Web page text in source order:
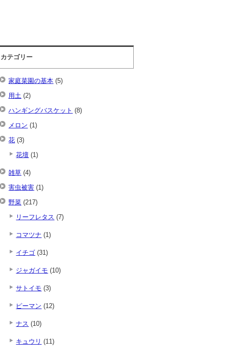
カテゴリー
家庭菜園の基本 (5)
用土 (2)
ハンギングバスケット (8)
メロン (1)
花 (3)
花壇 (1)
雑草 (4)
害虫被害 (1)
野菜 (217)
リーフレタス (7)
コマツナ (1)
イチゴ (31)
ジャガイモ (10)
サトイモ (3)
ピーマン (12)
ナス (10)
キュウリ (11)